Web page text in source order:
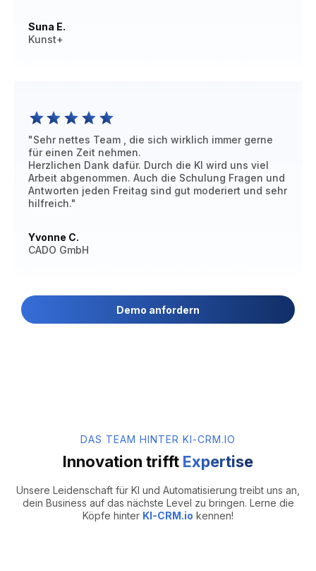
Suna E.
Kunst+
"Sehr nettes Team , die sich wirklich immer gerne
für einen Zeit nehmen.
Herzlichen Dank dafür. Durch die KI wird uns viel
Arbeit abgenommen. Auch die Schulung Fragen und
Antworten jeden Freitag sind gut moderiert und sehr
hilfreich."
Yvonne C.
CADO GmbH
Demo anfordern
DAS TEAM HINTER KI-CRM.IO
Innovation trifft Expertise
Unsere Leidenschaft für KI und Automatisierung treibt uns an,
dein Business auf das nächste Level zu bringen. Lerne die
Köpfe hinter KI-CRM.io kennen!